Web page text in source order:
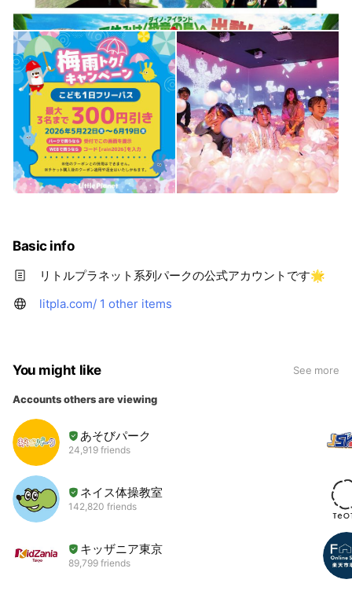
Basic info
リトルプラネット系列パークの公式アカウントです🌟
litpla.com/ 1 other items
You might like See more
Accounts others are viewing
あそびパーク
24,919 friends
ネイス体操教室
142,820 friends
キッザニア東京
89,799 friends